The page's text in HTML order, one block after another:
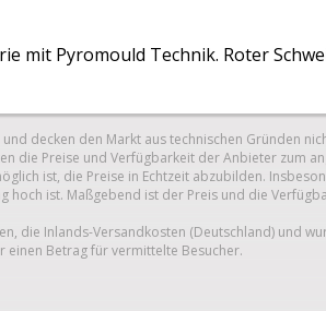
mit Pyromould Technik. Roter
decken den Markt aus technischen Gründen
die Preise und Verfügbarkeit der Anbieter zum
ist, die Preise in Echtzeit abzubilden.
ist. Maßgebend ist der Preis und die
die Inlands-Versandkosten (Deutschland) und
Betrag für vermittelte Besucher.